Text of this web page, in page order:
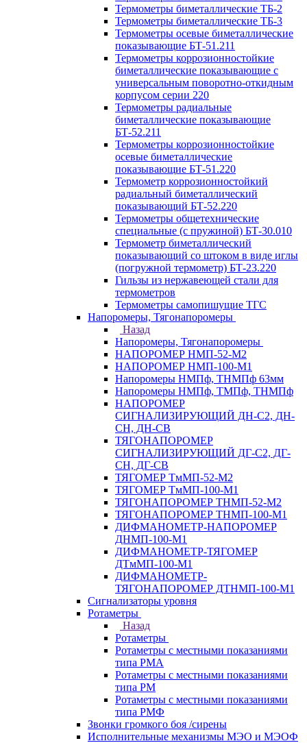
Термометры биметаллические ТБ-2
Термометры биметаллические ТБ-3
Термометры осевые биметаллические
показывающие БТ-51.211
Термометры коррозионностойкие
биметаллические показывающие с
универсальным поворотно-откидным
корпусом серии 220
Термометры радиальные
биметаллические показывающие
БТ-52.211
Термометры коррозионностойкие
осевые биметаллические
показывающие БТ-51.220
Термометр коррозионностойкий
радиальный биметаллический
показывающий БТ-52.220
Термометры общетехнические
специальные (с пружиной) БТ-30.010
Термометр биметаллический
показывающий со штоком в виде иглы
(погружной термометр) БТ-23.220
Гильзы из нержавеющей стали для
термометров
Термометры самопишущие ТГС
Напоромеры, Тягонапоромеры
Назад
Напоромеры, Тягонапоромеры
НАПОРОМЕР НМП-52-М2
НАПОРОМЕР НМП-100-М1
Напоромеры НМПф, ТНМПф 63мм
Напоромеры НМПф, ТМПф, ТНМПф
НАПОРОМЕР
СИГНАЛИЗИРУЮЩИЙ ДН-С2, ДН-
СН, ДН-СВ
ТЯГОНАПОРОМЕР
СИГНАЛИЗИРУЮЩИЙ ДГ-С2, ДГ-
СН, ДГ-СВ
ТЯГОМЕР ТмМП-52-М2
ТЯГОМЕР ТмМП-100-М1
ТЯГОНАПОРОМЕР ТНМП-52-М2
ТЯГОНАПОРОМЕР ТНМП-100-М1
ДИФМАНОМЕТР-НАПОРОМЕР
ДНМП-100-М1
ДИФМАНОМЕТР-ТЯГОМЕР
ДТмМП-100-М1
ДИФМАНОМЕТР-
ТЯГОНАПОРОМЕР ДТНМП-100-М1
Сигнализаторы уровня
Ротаметры
Назад
Ротаметры
Ротаметры с местными показаниями
типа РМА
Ротаметры с местными показаниями
типа РМ
Ротаметры с местными показаниями
типа РМФ
Звонки громкого боя /сирены
Исполнительные механизмы МЭО и МЭОФ